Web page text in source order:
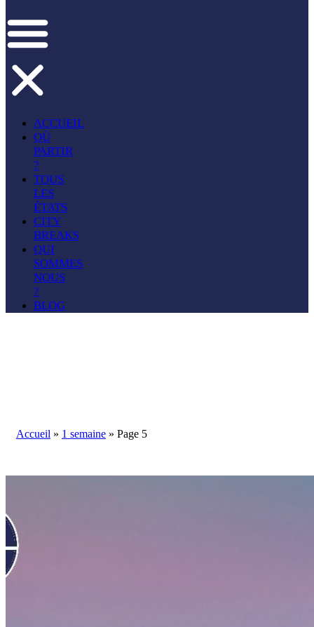
ACCUEIL
OÙ
PARTIR
?
TOUS
LES
ÉTATS
CITY
BREAKS
QUI
SOMMES
NOUS
?
BLOG
Accueil » 1 semaine » Page 5